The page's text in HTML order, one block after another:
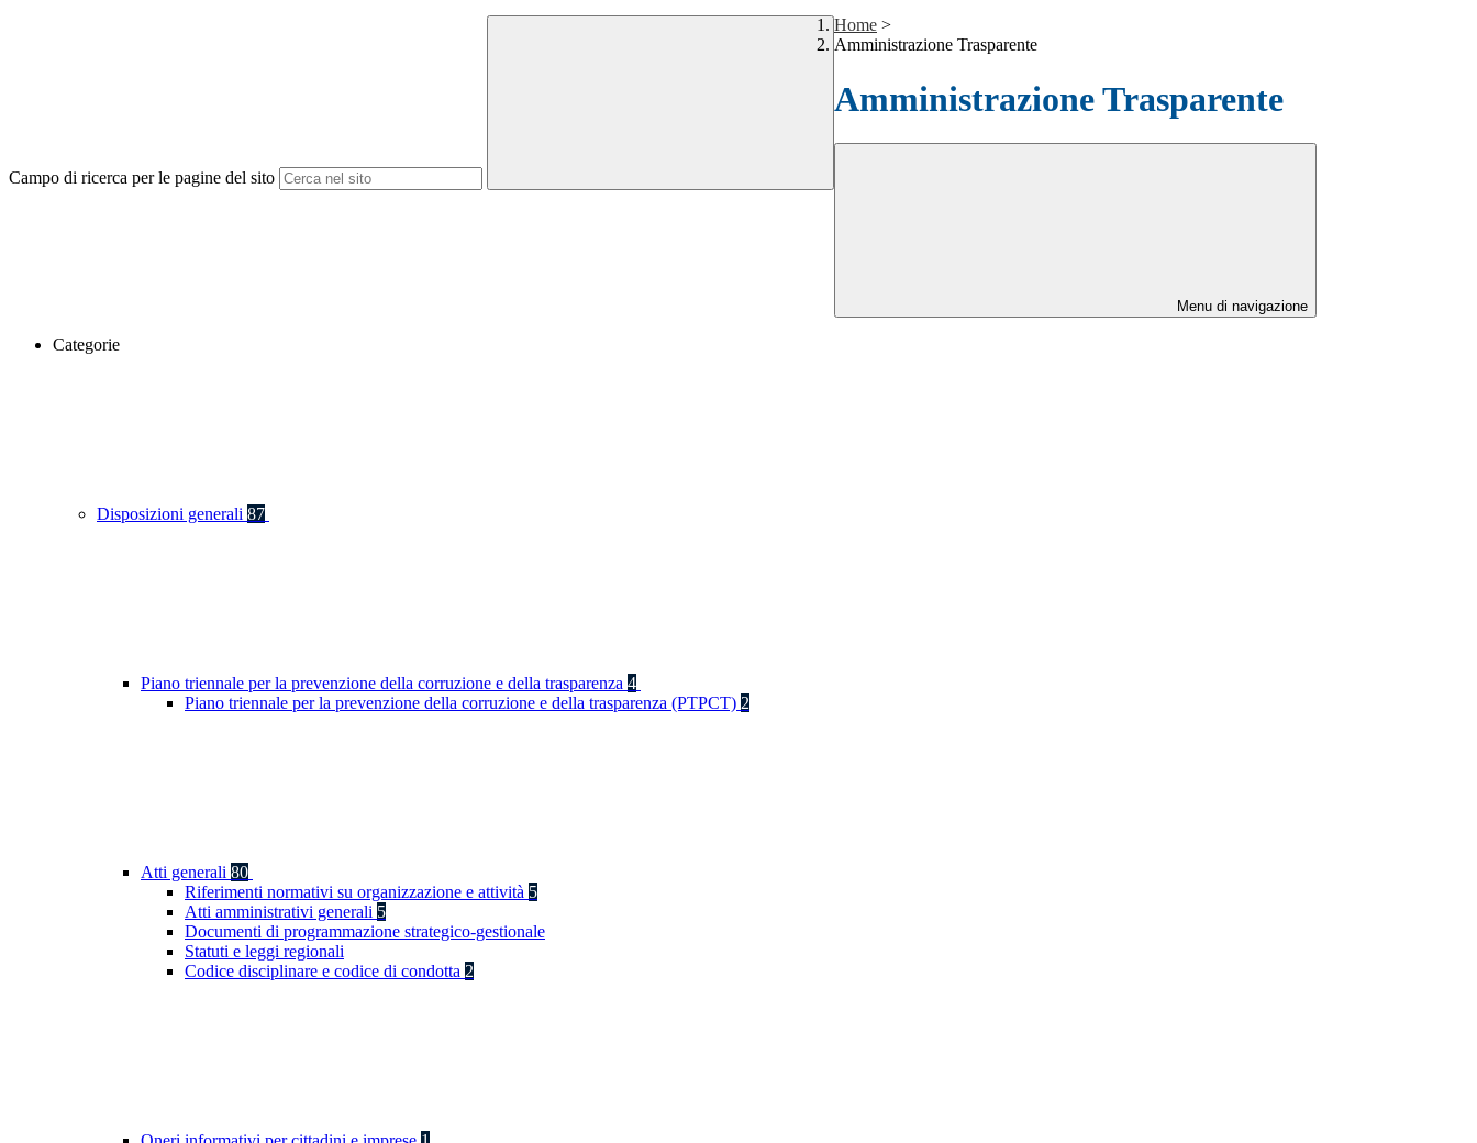
Campo di ricerca per le pagine del sito
Home >
Amministrazione Trasparente
Amministrazione Trasparente
Menu di navigazione
Categorie
Disposizioni generali 87
Piano triennale per la prevenzione della corruzione e della trasparenza 4
Piano triennale per la prevenzione della corruzione e della trasparenza (PTPCT) 2
Atti generali 80
Riferimenti normativi su organizzazione e attività 5
Atti amministrativi generali 5
Documenti di programmazione strategico-gestionale
Statuti e leggi regionali
Codice disciplinare e codice di condotta 2